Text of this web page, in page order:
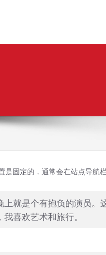
固定的，通常会在站点导航
就是个有抱负的演员。
喜欢艺术和旅行。